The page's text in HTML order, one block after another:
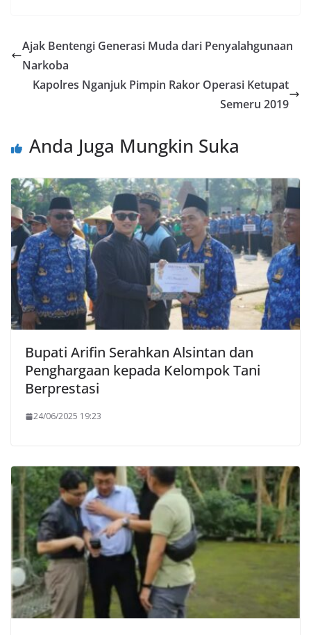
Ajak Bentengi Generasi Muda dari Penyalahgunaan
Narkoba
Kapolres Nganjuk Pimpin Rakor Operasi Ketupat
Semeru 2019
Anda Juga Mungkin Suka
Bupati Arifin Serahkan Alsintan dan
Penghargaan kepada Kelompok Tani
Berprestasi
24/06/2025 19:23